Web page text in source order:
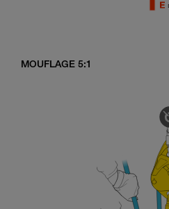
MOUFLAGE 5:1